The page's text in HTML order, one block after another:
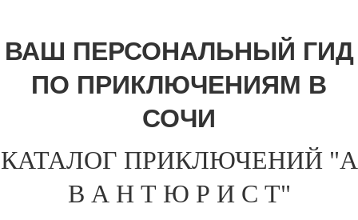
ВАШ ПЕРСОНАЛЬНЫЙ ГИД
ПО ПРИКЛЮЧЕНИЯМ В
СОЧИ
КАТАЛОГ ПРИКЛЮЧЕНИЙ "А
В А Н Т Ю Р И С Т"